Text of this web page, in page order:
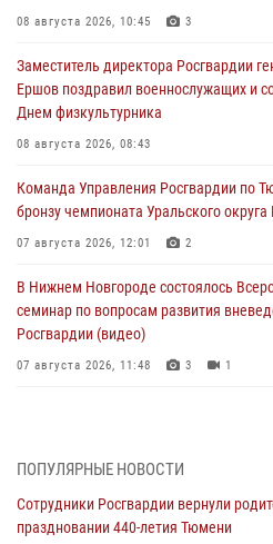
08 августа 2026, 10:45 3
Заместитель директора Росгвардии
Ершов поздравил военнослужащих и
Днем физкультурника
08 августа 2026, 08:43
Команда Управления Росгвардии по
бронзу чемпионата Уральского
07 августа 2026, 12:01 2
В Нижнем Новгороде состоялось
семинар по вопросам развития
Росгвардии (видео)
07 августа 2026, 11:48 3 1
07 августа 2026, 10:57 5
Память военнослужащих, погибших в
воинского долга, почтили в
ПОПУЛЯРНЫЕ НОВОСТИ
Сотрудники Росгвардии вернули
праздновании 440-летия Тюмени